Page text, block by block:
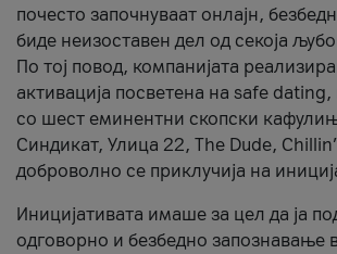
почесто започнуваат онлајн,
биде неизоставен дел од секоја
По тој повод, компанијата
активација посветена на safe
со шест еминентни скопски
Синдикат, Улица 22, The Dude,
доброволно се приклучија на
Иницијативата имаше за цел да ја
одговорно и безбедно запознавање